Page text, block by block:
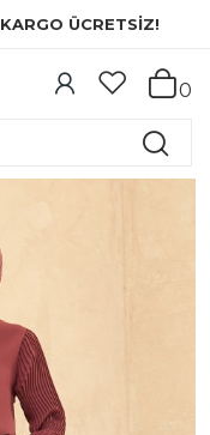
KARGO ÜCRETSİZ!
0